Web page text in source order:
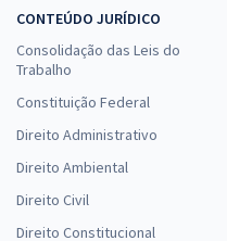
CONTEÚDO JURÍDICO
Consolidação das Leis do
Trabalho
Constituição Federal
Direito Administrativo
Direito Ambiental
Direito Civil
Direito Constitucional